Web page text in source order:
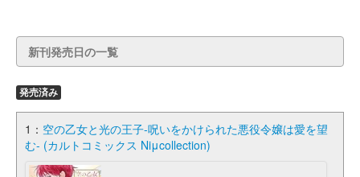
新刊発売日の一覧
発売済み
1： 空の乙女と光の王子-呪いをかけられた悪役令嬢は愛を望
む- (カルトコミックス Niμcollection)